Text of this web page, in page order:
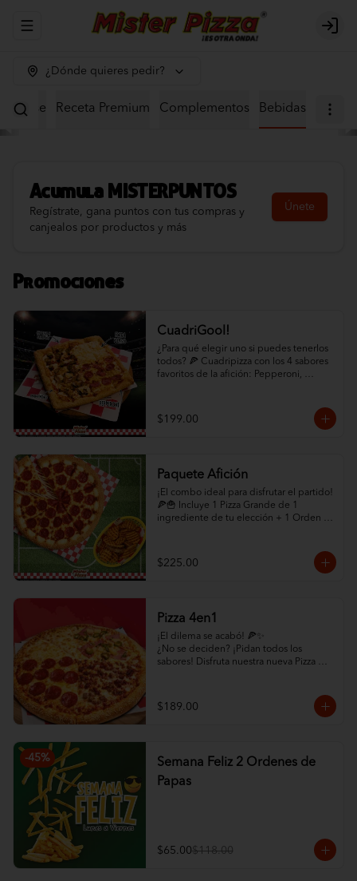
Abrir menu de navegación
¿Dónde quieres pedir?
Base Receta Premium Complementos Bebidas
Acumula MISTERPUNTOS
Regístrate, gana puntos con tus compras y
canjealos por productos y más
Únete
Promociones
CuadriGool!
¿Para qué elegir uno si puedes tenerlos
todos? 🍕 Cuadripizza con los 4 sabores
favoritos de la afición: Pepperoni,
de ajonjolí!
Refresco de 1.5L por solo +$60. ¡El
combo perfecto para el partido
directamente a tu puerta! 🛵🔥
$199.00
Paquete Afición
¡El combo ideal para disfrutar el partido!
🍕🍟 Incluye 1 Pizza Grande de 1
ingrediente de tu elección + 1 Orden
✨ ¡MEJORA TU PAQUETE! ✨ Selecciona
la opción "Con Orilla Rellena de Queso"
paquete). ¡Pídelo ya y que empiece el
juego! 🏆
$225.00
Pizza 4en1
¡El dilema se acabó! 🍕✨
¿No se deciden? ¡Pidan todos los
sabores! Disfruta nuestra nueva Pizza
mucho quesoo. ¡Variedad total por solo
$189!
$189.00
-45%
Semana Feliz 2 Ordenes de
Papas
$65.00$118.00